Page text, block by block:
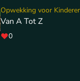
Opwekking voor
Van A Tot Z
0